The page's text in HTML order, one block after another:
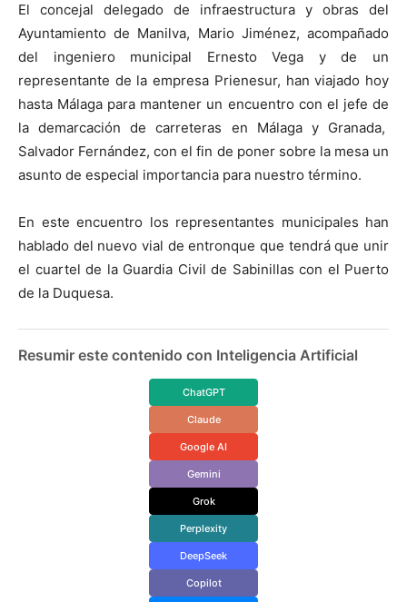
El concejal delegado de infraestructura y obras del
Ayuntamiento de Manilva, Mario Jiménez, acompañado
del ingeniero municipal Ernesto Vega y de un
representante de la empresa Prienesur, han viajado hoy
hasta Málaga para mantener un encuentro con el jefe de
la demarcación de carreteras en Málaga y Granada,
Salvador Fernández, con el fin de poner sobre la mesa un
asunto de especial importancia para nuestro término.
En este encuentro los representantes municipales han
hablado del nuevo vial de entronque que tendrá que unir
el cuartel de la Guardia Civil de Sabinillas con el Puerto
de la Duquesa.
Resumir este contenido con Inteligencia Artificial
ChatGPT
Claude
Google AI
Gemini
Grok
Perplexity
DeepSeek
Copilot